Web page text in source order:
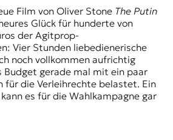
Film von Oliver Stone The Putin
Glück für hunderte von
der Agitprop-
Vier Stunden liebedienerische
noch vollkommen aufrichtig
Budget gerade mal mit ein paar
für die Verleihrechte belastet. Ein
es für die Wahlkampagne gar